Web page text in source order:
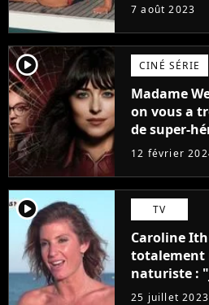
7 août 2023
player2 CINÉ SÉRIE
Madame
on vous a
de super-
12 février
player2 TV
Caroline
totalement
naturiste :
j'arriverais
25 juillet 2023